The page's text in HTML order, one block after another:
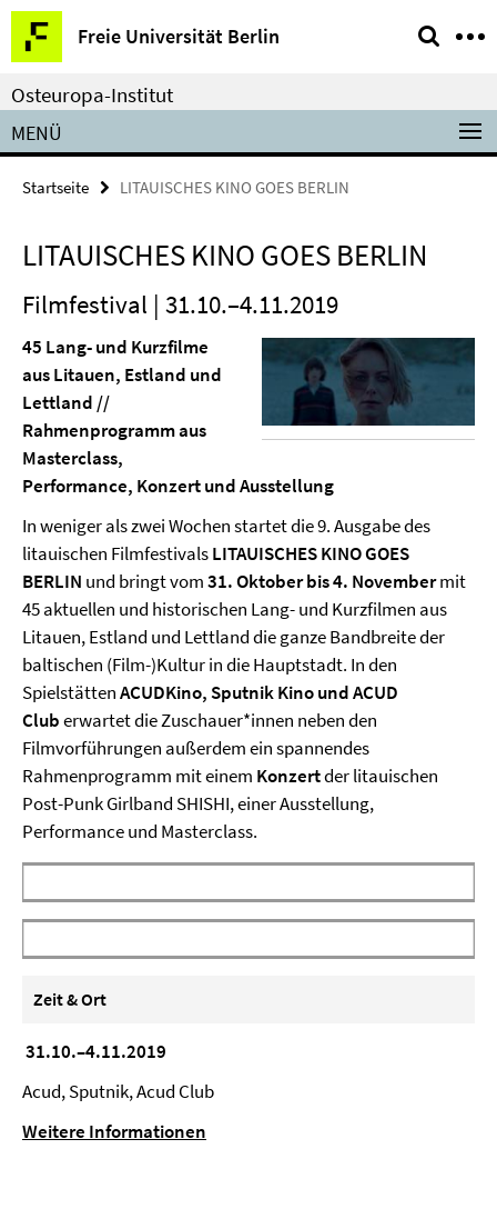
Springe
direkt
zu
Inhalt
Freie Universität Berlin
Service-
Navigation
Osteuropa-Institut
MENÜ
Startseite LITAUISCHES KINO GOES BERLIN
LITAUISCHES KINO GOES BERLIN
Filmfestival | 31.10.–4.11.2019
45 Lang- und Kurzfilme
aus Litauen, Estland und
Lettland //
Rahmenprogramm aus
Masterclass,
Performance, Konzert und Ausstellung
In weniger als zwei Wochen startet die 9. Ausgabe des
litauischen FilmfestivalsLITAUISCHES KINO GOES
BERLIN und bringt vom31. Oktober bis 4. Novembermit
45 aktuellen und historischen Lang- und Kurzfilmen aus
Litauen, Estland und Lettland die ganze Bandbreite der
baltischen (Film-)Kultur in die Hauptstadt. In den
SpielstättenACUDKino, Sputnik Kino und ACUD
Cluberwartet die Zuschauer*innen neben den
Filmvorführungen außerdem ein spannendes
Rahmenprogramm mit einem Konzertder litauischen
Post-Punk Girlband SHISHI, einer Ausstellung,
Performance und Masterclass.
Zeit & Ort
31.10.–4.11.2019
Acud, Sputnik, Acud Club
Weitere Informationen